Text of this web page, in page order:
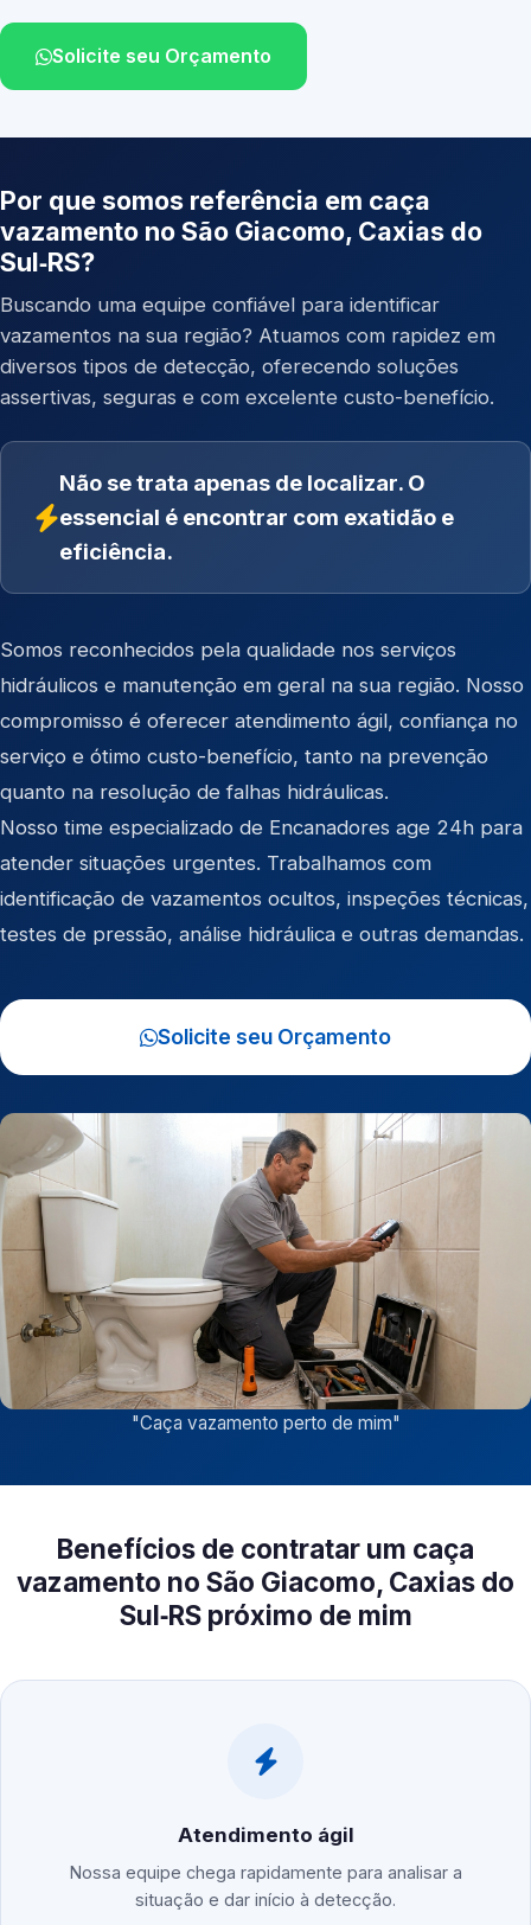
Solicite seu Orçamento
Por que somos referência em caça
vazamento no São Giacomo, Caxias do
Sul‑RS?
Buscando uma equipe confiável para identificar
vazamentos na sua região? Atuamos com rapidez em
diversos tipos de detecção, oferecendo soluções
assertivas, seguras e com excelente custo-benefício.
Não se trata apenas de localizar. O
essencial é encontrar com exatidão e
eficiência.
Somos reconhecidos pela qualidade nos serviços
hidráulicos e manutenção em geral na sua região. Nosso
compromisso é oferecer atendimento ágil, confiança no
serviço e ótimo custo-benefício, tanto na prevenção
quanto na resolução de falhas hidráulicas.
Nosso time especializado de Encanadores age 24h para
atender situações urgentes. Trabalhamos com
identificação de vazamentos ocultos, inspeções técnicas,
testes de pressão, análise hidráulica e outras demandas.
Solicite seu Orçamento
"Caça vazamento perto de mim"
Benefícios de contratar um caça
vazamento no São Giacomo, Caxias do
Sul‑RS próximo de mim
Atendimento ágil
Nossa equipe chega rapidamente para analisar a
situação e dar início à detecção.